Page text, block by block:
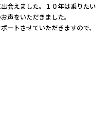
会えました。１０年は乗りたい
声をいただきました。
ートさせていただきますので、